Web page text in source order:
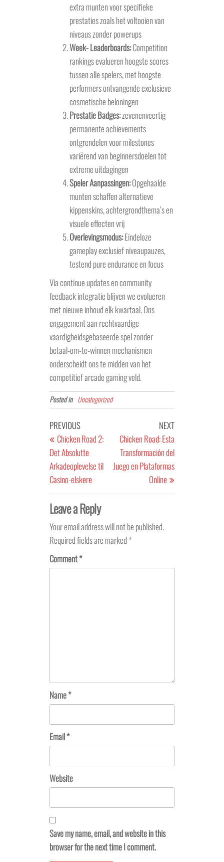
extra munten voor specifieke
prestaties zoals het voltooien van
niveaus zonder powerups
Week- Leaderboards:Competition
rankings evalueren hoogste scores
tussen alle spelers, met hoogste
performers ontvangende exclusieve
cosmetische beloningen
Prestatie Badges:zevenenveertig
permanente achievements
ontgrendelen voor milestones
variërend van beginnersdoelen tot
extreme uitdagingen
Speler Aanpassingen:Opgehaalde
munten schaffen alternatieve
kippenskins, achtergrondthema’s en
visuele effecten vrij
Overlevingsmodus:Eindeloze
gameplay exclusief niveaupauzes,
testend pure endurance en focus
Via continue updates en community
feedback integratie blijven we evolueren
met nieuwe inhoud elk kwartaal. Ons
engagement aan rechtvaardige
vaardigheidsgebaseerde spel zonder
betaal-om-te-winnen mechanismen
onderscheidt ons te midden van het
competitief arcade gaming veld.
Posted in Uncategorized
Post
navigation
Previous
Post
PREVIOUS
Chicken Road 2:
Det Absolutte
Arkadeoplevelse til
Casino-elskere
Next
NEXT
Chicken Road: Esta
Transformación del
Juego en Plataformas
Online
Leave a Reply
Your email address will not be published.
Required fields are marked*
Comment*
Name*
Email*
Website
Save my name, email, and website in this
browser for the next time I comment.